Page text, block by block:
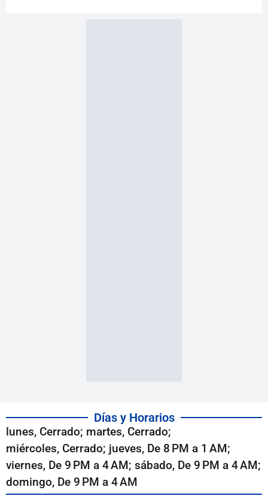
Días y Horarios
lunes, Cerrado; martes, Cerrado;
miércoles, Cerrado; jueves, De 8 PM a 1 AM;
viernes, De 9 PM a 4 AM; sábado, De 9 PM a 4 AM;
domingo, De 9 PM a 4 AM